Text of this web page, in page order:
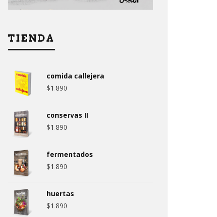
TIENDA
comida callejera
$1.890
conservas II
$1.890
fermentados
$1.890
huertas
$1.890